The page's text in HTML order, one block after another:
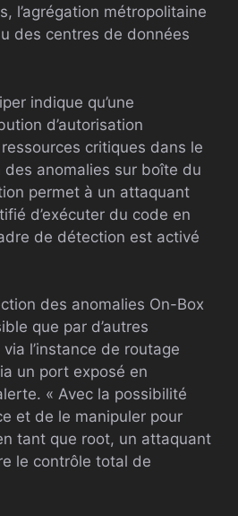
l’agrégation métropolitaine
des centres de données
indique qu’une
d’autorisation
critiques dans le
anomalies sur boîte du
permet à un attaquant
d’exécuter du code en
de détection est activé
des anomalies On-Box
que par d’autres
l’instance de routage
un port exposé en
« Avec la possibilité
et de le manipuler pour
tant que root, un attaquant
le contrôle total de